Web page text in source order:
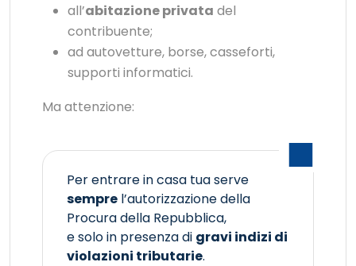
all’abitazione privata del
contribuente;
ad autovetture, borse, casseforti,
supporti informatici.
Ma attenzione:
Per entrare in casa tua serve
sempre l’autorizzazione della
Procura della Repubblica,
e solo in presenza di gravi indizi di
violazioni tributarie.